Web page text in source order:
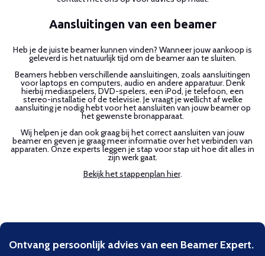
Aansluitingen van een beamer
Heb je de juiste beamer kunnen vinden? Wanneer jouw aankoop is
geleverd is het natuurlijk tijd om de beamer aan te sluiten.
Beamers hebben verschillende aansluitingen, zoals aansluitingen
voor laptops en computers, audio en andere apparatuur. Denk
hierbij mediaspelers, DVD-spelers, een iPod, je telefoon, een
stereo-installatie of de televisie. Je vraagt je wellicht af welke
aansluiting je nodig hebt voor het aansluiten van jouw beamer op
het gewenste bronapparaat.
Wij helpen je dan ook graag bij het correct aansluiten van jouw
beamer en geven je graag meer informatie over het verbinden van
apparaten. Onze experts leggen je stap voor stap uit hoe dit alles in
zijn werk gaat.
Bekijk het stappenplan hier.
Ontvang persoonlijk advies van een Beamer Expert.